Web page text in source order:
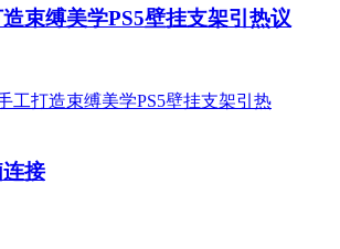
束缚美学PS5壁挂支架引热议
接